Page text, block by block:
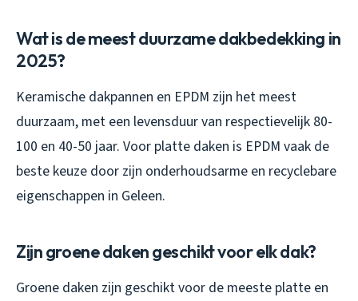
Wat is de meest duurzame dakbedekking in
2025?
Keramische dakpannen en EPDM zijn het meest
duurzaam, met een levensduur van respectievelijk 80-
100 en 40-50 jaar. Voor platte daken is EPDM vaak de
beste keuze door zijn onderhoudsarme en recyclebare
eigenschappen in Geleen.
Zijn groene daken geschikt voor elk dak?
Groene daken zijn geschikt voor de meeste platte en